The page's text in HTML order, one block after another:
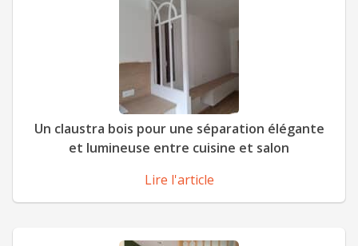
Un claustra bois pour une séparation élégante
et lumineuse entre cuisine et salon
Lire l'article